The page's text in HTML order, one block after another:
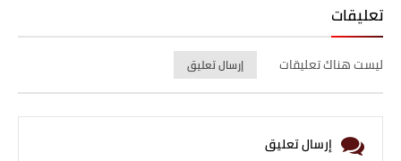
تعليقات
ليست هناك تعليقات إرسال تعليق
إرسال تعليق